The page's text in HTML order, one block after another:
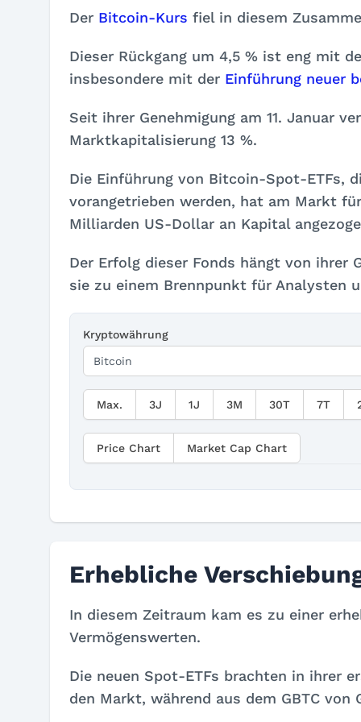
Der Bitcoin-Kurs fiel in diesem
Dieser Rückgang um 4,5 % ist eng mit
insbesondere mit der Einführung neuer
Seit ihrer Genehmigung am 11. Januar
Marktkapitalisierung 13 %.
Die Einführung von Bitcoin-Spot-ETFs,
vorangetrieben werden, hat am Markt
Milliarden US-Dollar an Kapital
Der Erfolg dieser Fonds hängt von ihrer
sie zu einem Brennpunkt für Analysten
Kryptowährung
Max. 3J 1J 3M 30T 7T
Price Chart Market Cap Chart
Erhebliche
In diesem Zeitraum kam es zu einer
Vermögenswerten.
Die neuen Spot-ETFs brachten in ihrer
den Markt, während aus dem GBTC